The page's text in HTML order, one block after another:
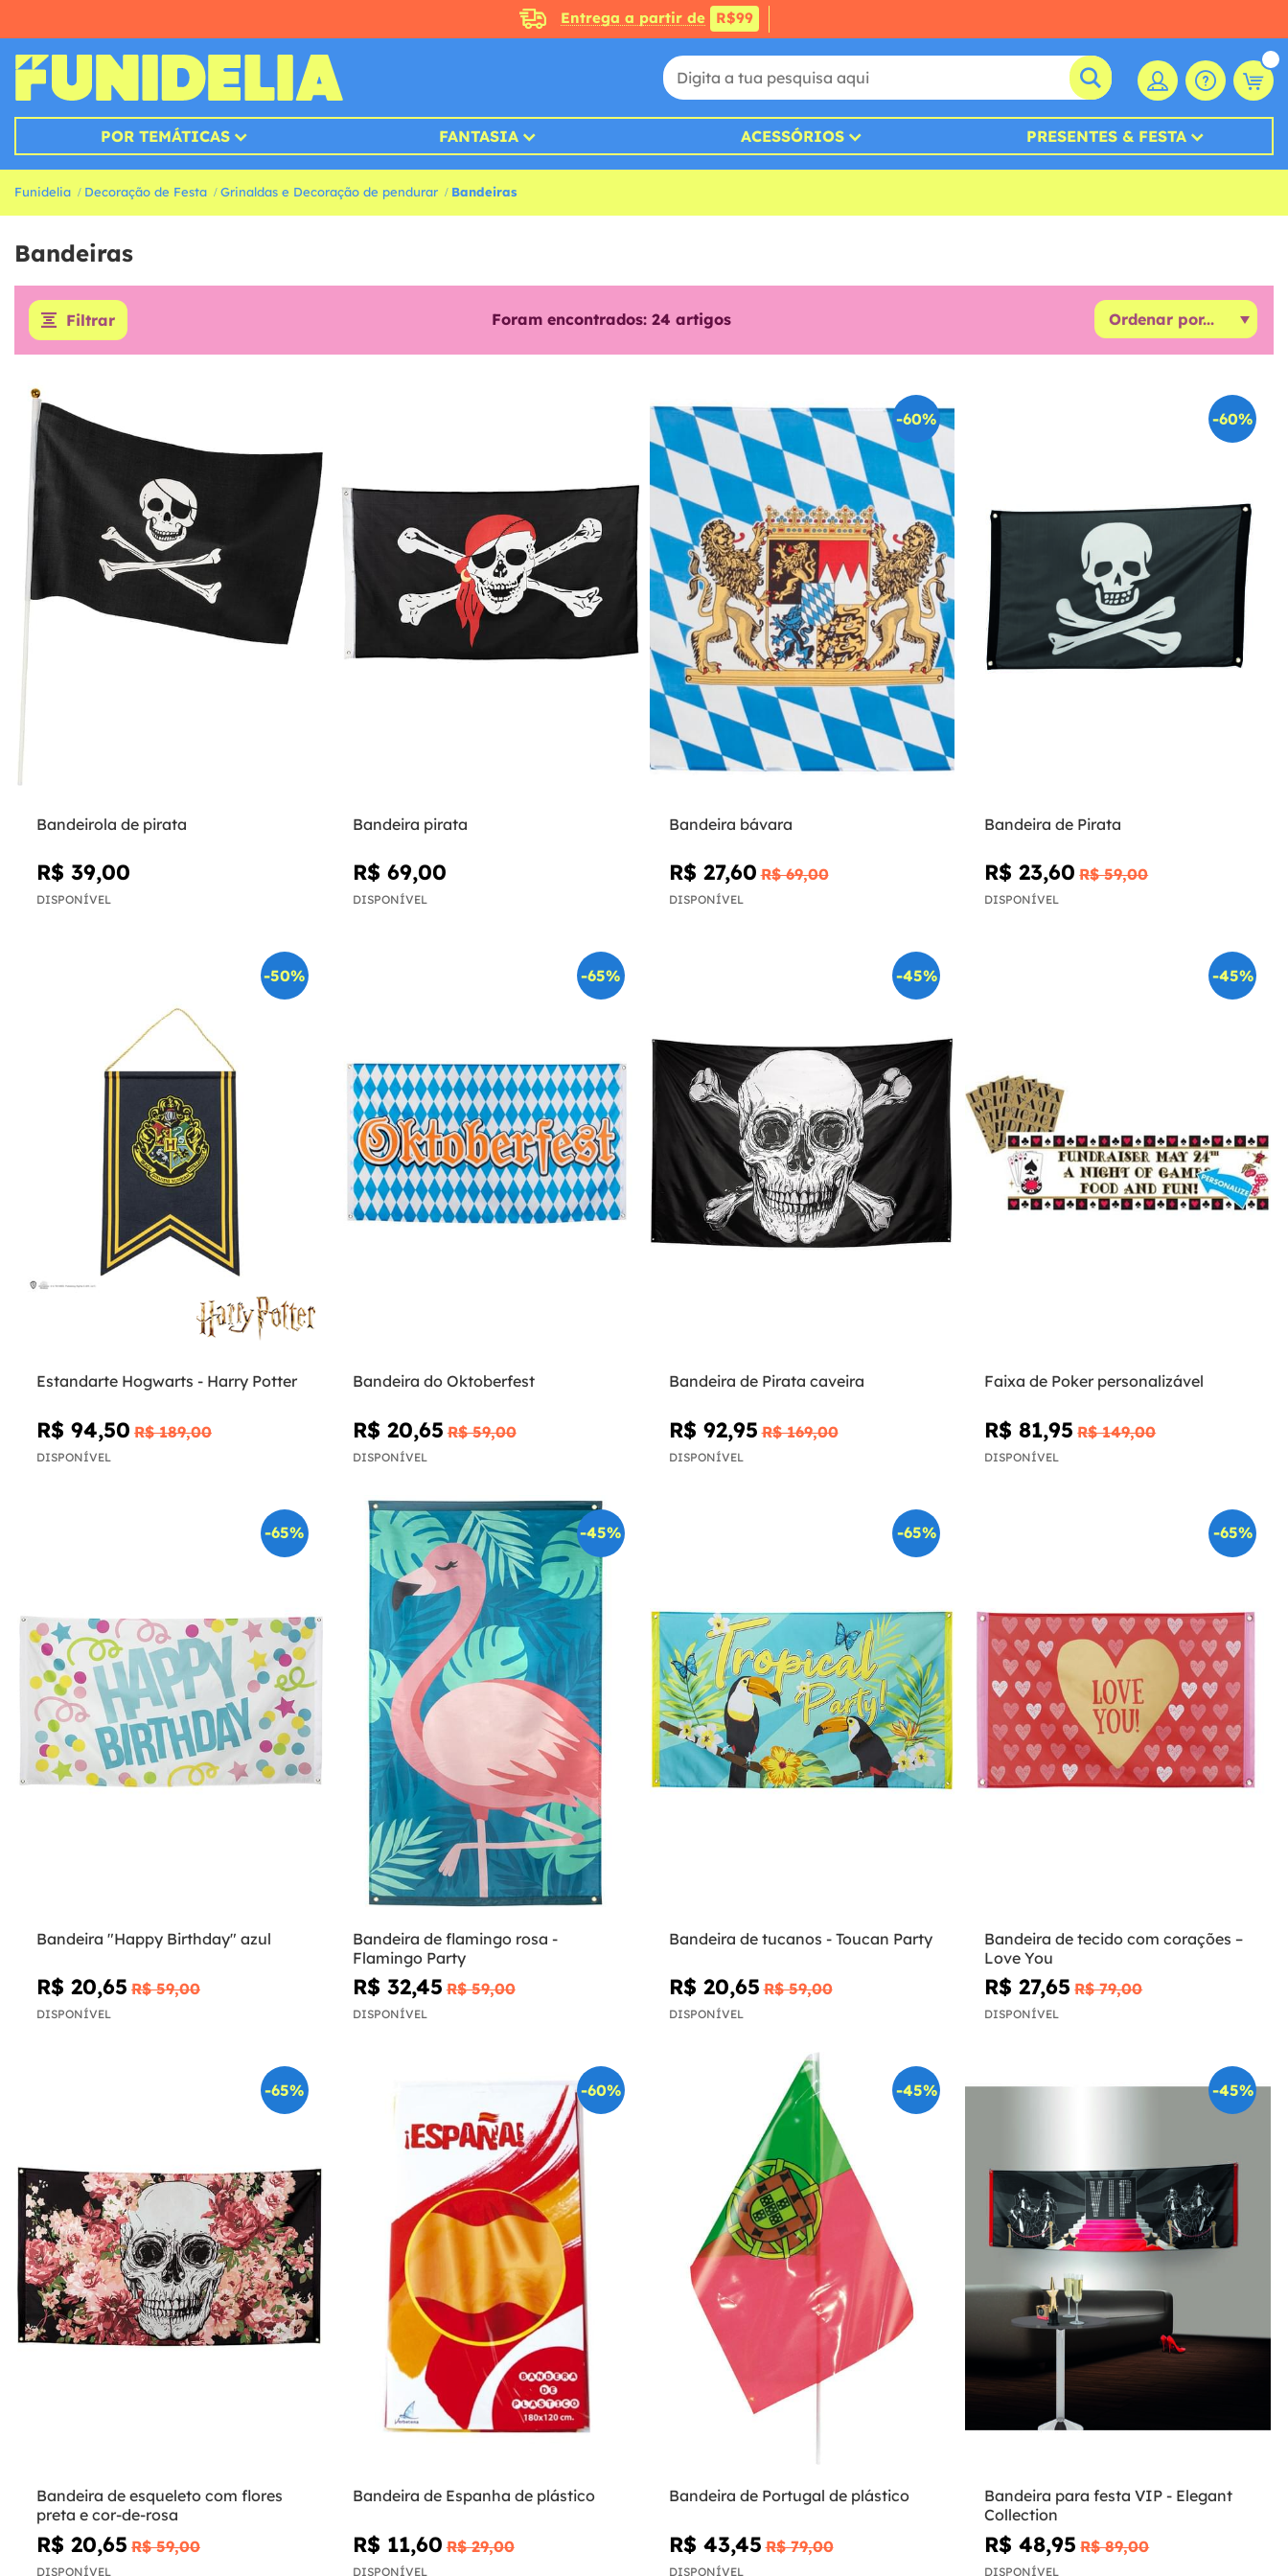
Entrega a partir de R$99
POR TEMÁTICAS FANTASIA ACESSÓRIOS PRESENTES & FESTA
Funidelia Decoração de Festa Grinaldas e Decoração de pendurar Bandeiras
Bandeiras
Filtrar Foram encontrados: 24 artigos
Bandeirola de pirata
R$ 39,00
DISPONÍVEL
Bandeira pirata
R$ 69,00
DISPONÍVEL
-60%
Bandeira bávara
R$ 27,60 R$ 69,00
DISPONÍVEL
-60%
Bandeira de Pirata
R$ 23,60 R$ 59,00
DISPONÍVEL
-50%
Estandarte Hogwarts - Harry Potter
R$ 94,50 R$ 189,00
DISPONÍVEL
-65%
Bandeira do Oktoberfest
R$ 20,65 R$ 59,00
DISPONÍVEL
-45%
Bandeira de Pirata caveira
R$ 92,95 R$ 169,00
DISPONÍVEL
-45%
Faixa de Poker personalizável
R$ 81,95 R$ 149,00
DISPONÍVEL
-65%
Bandeira "Happy Birthday" azul
R$ 20,65 R$ 59,00
DISPONÍVEL
-45%
Bandeira de flamingo rosa -
Flamingo Party
R$ 32,45 R$ 59,00
DISPONÍVEL
-65%
Bandeira de tucanos - Toucan Party
R$ 20,65 R$ 59,00
DISPONÍVEL
-65%
Bandeira de tecido com corações –
Love You
R$ 27,65 R$ 79,00
DISPONÍVEL
-65%
Bandeira de esqueleto com flores
preta e cor-de-rosa
R$ 20,65 R$ 59,00
DISPONÍVEL
-60%
Bandeira de Espanha de plástico
R$ 11,60 R$ 29,00
DISPONÍVEL
-45%
Bandeira de Portugal de plástico
R$ 43,45 R$ 79,00
DISPONÍVEL
-45%
Bandeira para festa VIP - Elegant
Collection
R$ 48,95 R$ 89,00
DISPONÍVEL